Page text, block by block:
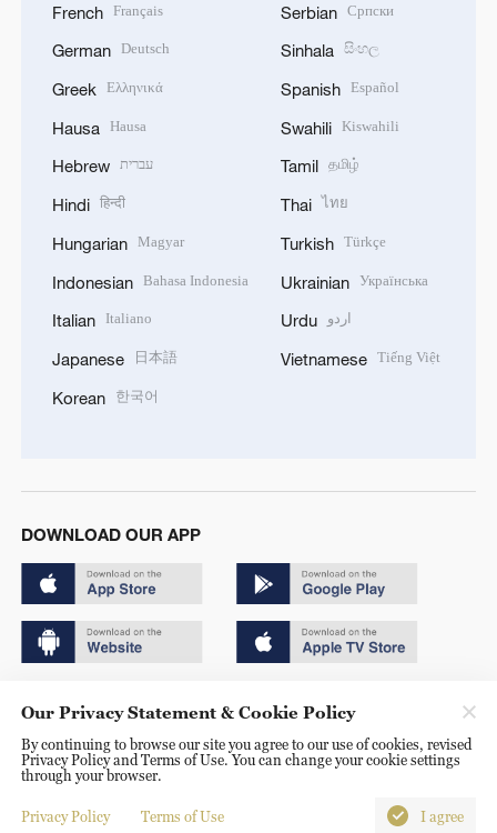
French Français
German Deutsch
Greek Ελληνικά
Hausa Hausa
Hebrew עברית
Hindi हिन्दी
Hungarian Magyar
Indonesian Bahasa Indonesia
Italian Italiano
Japanese 日本語
Korean 한국어
Serbian Српски
Sinhala සිංහල
Spanish Español
Swahili Kiswahili
Tamil தமிழ்
Thai ไทย
Turkish Türkçe
Ukrainian Українська
Urdu اردو
Vietnamese Tiếng Việt
DOWNLOAD OUR APP
京ICP备20000184号
京公网安备 11010502050052号
Disinformation report hotline: 010-85061466
Our Privacy Statement & Cookie Policy
By continuing to browse our site you agree to our use of cookies, revised
Privacy Policy and Terms of Use. You can change your cookie settings
through your browser.
Privacy Policy Terms of Use I agree